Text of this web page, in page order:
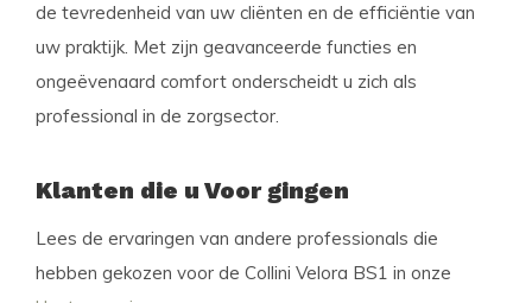
de tevredenheid van uw cliënten en de efficiëntie van
uw praktijk. Met zijn geavanceerde functies en
ongeëvenaard comfort onderscheidt u zich als
professional in de zorgsector.
Klanten die u Voor gingen
Lees de ervaringen van andere professionals die
hebben gekozen voor de Collini Velora BS1 in onze